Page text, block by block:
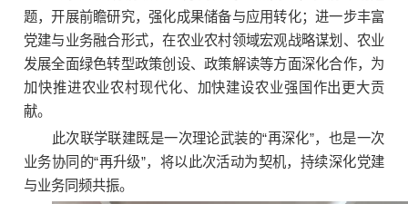
题，开展前瞻研究，强化成果储备与应用转化；进一步丰富
党建与业务融合形式，在农业农村领域宏观战略谋划、农业
发展全面绿色转型政策创设、政策解读等方面深化合作，为
加快推进农业农村现代化、加快建设农业强国作出更大贡
献。
此次联学联建既是一次理论武装的“再深化”，也是一次
业务协同的“再升级”，将以此次活动为契机，持续深化党建
与业务同频共振。